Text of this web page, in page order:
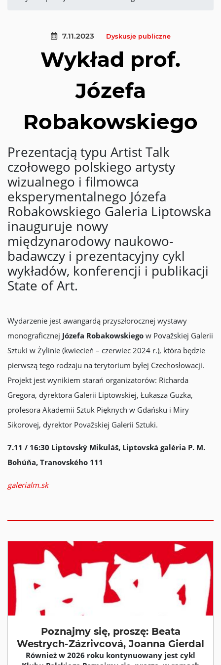
7.11.2023 Dyskusje publiczne
Wykład prof.
Józefa
Robakowskiego
Prezentacją typu Artist Talk
czołowego polskiego artysty
wizualnego i filmowca
eksperymentalnego Józefa
Robakowskiego Galeria Liptowska
inauguruje nowy
międzynarodowy naukowo-
badawczy i prezentacyjny cykl
wykładów, konferencji i publikacji
State of Art.
Wydarzenie jest awangardą przyszłorocznej wystawy
monograficznej Józefa Robakowskiego w Považskiej Galerii
Sztuki w Żylinie (kwiecień – czerwiec 2024 r.), która będzie
pierwszą tego rodzaju na terytorium byłej Czechosłowacji.
Projekt jest wynikiem starań organizatorów: Richarda
Gregora, dyrektora Galerii Liptowskiej, Łukasza Guzka,
profesora Akademii Sztuk Pięknych w Gdańsku i Miry
Sikorovej, dyrektor Považskiej Galerii Sztuki.
7.11 / 16:30 Liptovský Mikuláš, Liptovská galéria P. M.
Bohúňa, Tranovského 111
galerialm.sk
Poznajmy się, proszę: Beata
Westrych-Zázrivcová, Joanna Gierdal
Również w 2026 roku kontynuowany jest cykl